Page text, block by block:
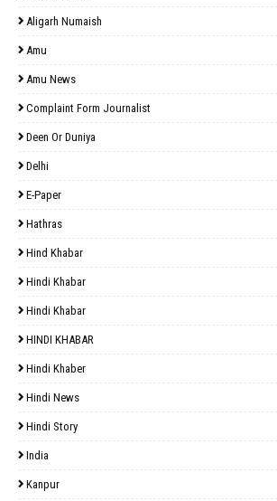
Aligarh Numaish
Amu
Amu News
Complaint Form Journalist
Deen Or Duniya
Delhi
E-Paper
Hathras
Hind Khabar
Hindi Khabar
Hindi Khabar
HINDI KHABAR
Hindi Khaber
Hindi News
Hindi Story
India
Kanpur